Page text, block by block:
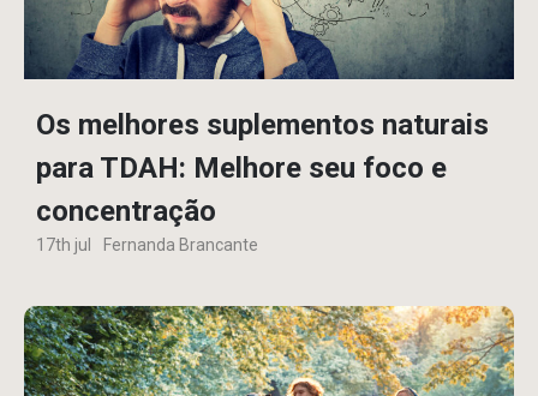
Os melhores suplementos naturais
para TDAH: Melhore seu foco e
concentração
17th jul Fernanda Brancante